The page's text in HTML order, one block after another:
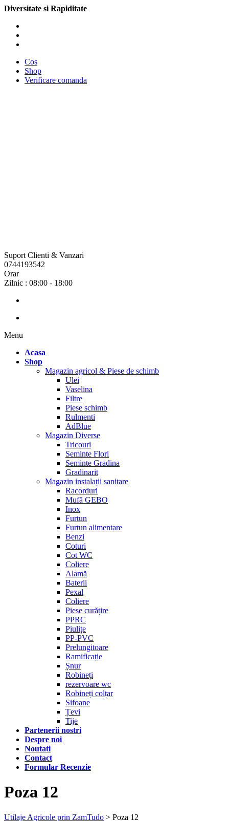
Diversitate si Rapiditate
Cos
Shop
Verificare comanda
Suport Clienti & Vanzari
0744193542
Orar
Zilnic : 08:00 - 18:00
Menu
Acasa
Shop
Magazin agricol & Piese de schimb
Ulei
Vaselina
Filtre
Piese schimb
Rulmenti
AdBlue
Magazin Diverse
Tricouri
Seminte Flori
Seminte Gradina
Gradinarit
Magazin instalații sanitare
Racorduri
Mufă GEBO
Inox
Furtun
Furtun alimentare
Benzi
Coturi
Cot WC
Coliere
Alamă
Baterii
Pexal
Coliere
Piese curățire
PPRC
Piulițe
PP-PVC
Prelungitoare
Ramificație
Șnur
Robineți
rezervoare wc
Robineți colțar
Sifoane
Țevi
Tije
Partenerii nostri
Despre noi
Noutati
Contact
Formular Recenzie
Poza 12
Utilaje Agricole prin ZamTudo > Poza 12